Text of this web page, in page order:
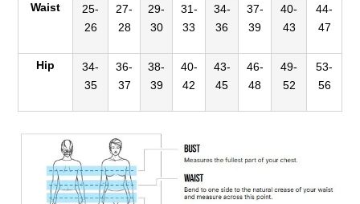
Waist
25-
26
27-
28
29-
30
31-
33
34-
36
37-
39
40-
43
44-
47
Hip
34-
35
36-
37
38-
39
40-
42
43-
45
46-
48
49-
52
53-
56